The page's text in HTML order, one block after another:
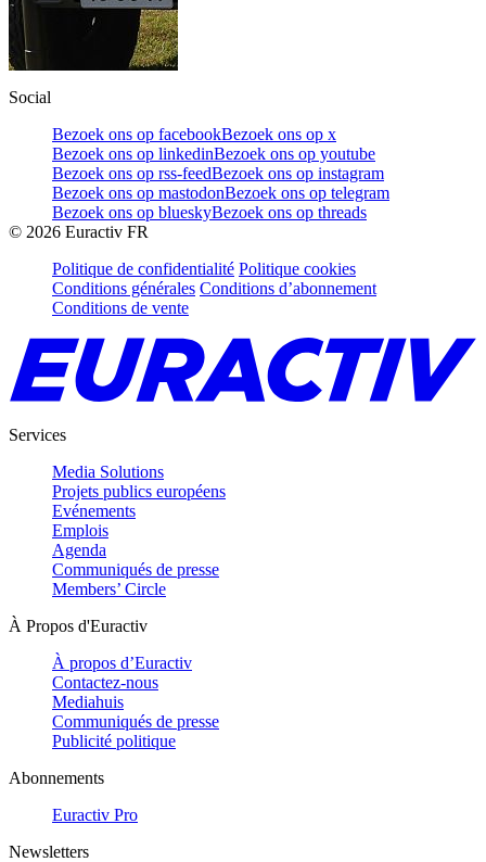
Social
Bezoek ons op facebookBezoek ons op x
Bezoek ons op linkedinBezoek ons op youtube
Bezoek ons op rss-feedBezoek ons op instagram
Bezoek ons op mastodonBezoek ons op telegram
Bezoek ons op blueskyBezoek ons op threads
© 2026 Euractiv FR
Politique de confidentialité Politique cookies
Conditions générales Conditions d’abonnement
Conditions de vente
Services
Media Solutions
Projets publics européens
Evénements
Emplois
Agenda
Communiqués de presse
Members’ Circle
À Propos d'Euractiv
À propos d’Euractiv
Contactez-nous
Mediahuis
Communiqués de presse
Publicité politique
Abonnements
Euractiv Pro
Newsletters